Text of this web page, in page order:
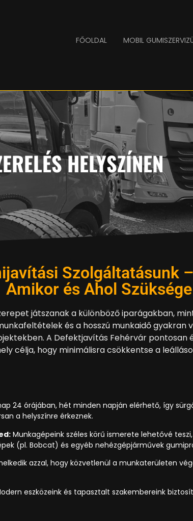
FŐOLDAL MOBIL
HELYSZÍNEN
Szolgáltatásunk
Amikor és Ahol
játszanak a különböző iparágakban,
és a hosszú munkaidő
A Defektjavítás Fehérvár
célja, hogy minimálisra csökkentse a
24 órájában, hét minden napján elérhető, így
a helyszínre érkeznek.
Munkagépeink széles körű ismerete lehetővé
(pl. Bobcat) és egyéb nehézgépjárművek
azzal, hogy közvetlenül a munkaterületen
eszközeink és tapasztalt szakembereink